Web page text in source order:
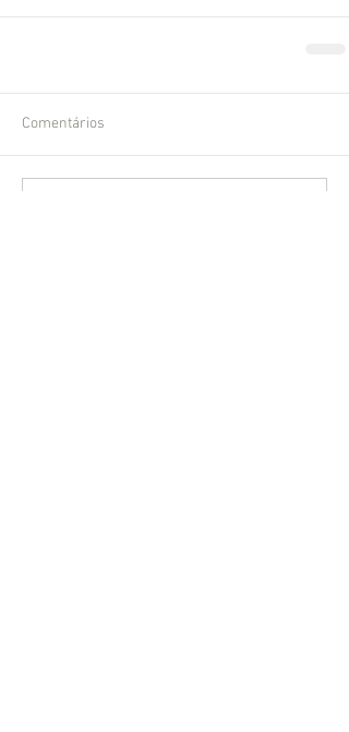
Comentários